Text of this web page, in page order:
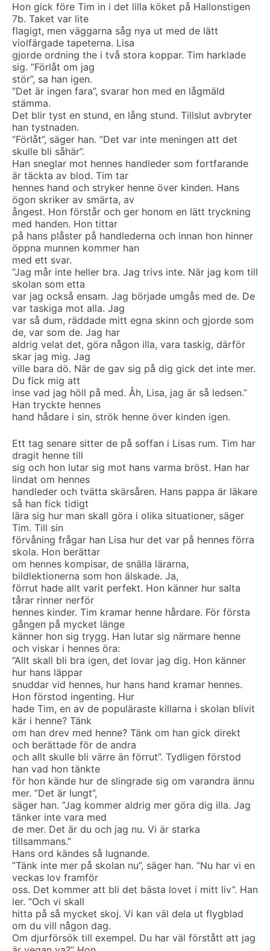
Hon gick före Tim in i det lilla köket på Hallonstigen
7b. Taket var lite
flagigt, men väggarna såg nya ut med de lätt
violfärgade tapeterna. Lisa
gjorde ordning the i två stora koppar. Tim harklade
sig. ”Förlåt om jag
stör”, sa han igen.
”Det är ingen fara”, svarar hon med en lågmäld
stämma.
Det blir tyst en stund, en lång stund. Tillslut avbryter
han tystnaden.
”Förlåt”, säger han. ”Det var inte meningen att det
skulle bli såhär”.
Han sneglar mot hennes handleder som fortfarande
är täckta av blod. Tim tar
hennes hand och stryker henne över kinden. Hans
ögon skriker av smärta, av
ångest. Hon förstår och ger honom en lätt tryckning
med handen. Hon tittar
på hans plåster på handlederna och innan hon hinner
öppna munnen kommer han
med ett svar.
”Jag mår inte heller bra. Jag trivs inte. När jag kom till
skolan som etta
var jag också ensam. Jag började umgås med de. De
var taskiga mot alla. Jag
var så dum, räddade mitt egna skinn och gjorde som
de, var som de. Jag har
aldrig velat det, göra någon illa, vara taskig, därför
skar jag mig. Jag
ville bara dö. När de gav sig på dig gick det inte mer.
Du fick mig att
inse vad jag höll på med. Åh, Lisa, jag är så ledsen.”
Han tryckte hennes
hand hådare i sin, strök henne över kinden igen.
Ett tag senare sitter de på soffan i Lisas rum. Tim har
dragit henne till
sig och hon lutar sig mot hans varma bröst. Han har
lindat om hennes
handleder och tvätta skärsåren. Hans pappa är läkare
så han fick tidigt
lära sig hur man skall göra i olika situationer, säger
Tim. Till sin
förvåning frågar han Lisa hur det var på hennes förra
skola. Hon berättar
om hennes kompisar, de snälla lärarna,
bildlektionerna som hon älskade. Ja,
förrut hade allt varit perfekt. Hon känner hur salta
tårar rinner nerför
hennes kinder. Tim kramar henne hårdare. För första
gången på mycket länge
känner hon sig trygg. Han lutar sig närmare henne
och viskar i hennes öra:
”Allt skall bli bra igen, det lovar jag dig. Hon känner
hur hans läppar
snuddar vid hennes, hur hans hand kramar hennes.
Hon förstod ingenting. Hur
hade Tim, en av de populäraste killarna i skolan blivit
kär i henne? Tänk
om han drev med henne? Tänk om han gick direkt
och berättade för de andra
och allt skulle bli värre än förrut”. Tydligen förstod
han vad hon tänkte
för hon kände hur de slingrade sig om varandra ännu
mer. ”Det är lungt”,
säger han. ”Jag kommer aldrig mer göra dig illa. Jag
tänker inte vara med
de mer. Det är du och jag nu. Vi är starka
tillsammans.”
Hans ord kändes så lugnande.
”Tänk inte mer på skolan nu”, säger han. ”Nu har vi en
veckas lov framför
oss. Det kommer att bli det bästa lovet i mitt liv”. Han
ler. ”Och vi skall
hitta på så mycket skoj. Vi kan väl dela ut flygblad
om du vill någon dag.
Om djurförsök till exempel. Du har väl förstått att jag